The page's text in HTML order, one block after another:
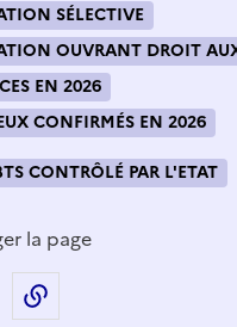
SÉLECTIVE
OUVRANT DROIT
EN 2026
CONFIRMÉS EN 2026
CONTRÔLÉ PAR L'ETAT
la page
Partager par e-mail